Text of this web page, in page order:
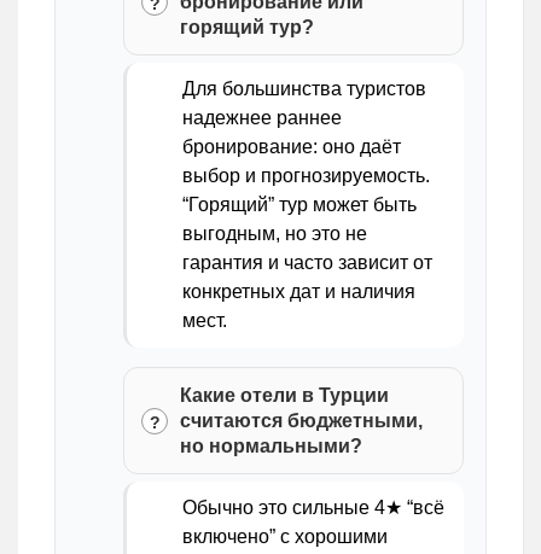
горящий тур?
Для большинства туристов
надежнее раннее
бронирование: оно даёт
выбор и прогнозируемость.
“Горящий” тур может быть
выгодным, но это не
гарантия и часто зависит от
конкретных дат и наличия
мест.
Какие отели в Турции
считаются бюджетными,
но нормальными?
Обычно это сильные 4★ “всё
включено” с хорошими